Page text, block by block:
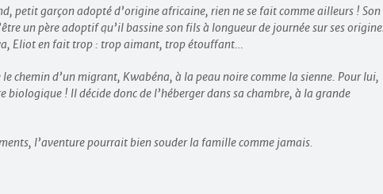
petit garçon adopté d’origine africaine, rien ne se fait comme ailleurs ! Son
un père adoptif qu’il bassine son fils à longueur de journée sur ses
Eliot en fait trop : trop aimant, trop étouffant…
chemin d’un migrant, Kwabéna, à la peau noire comme la sienne. Pour lui,
biologique ! Il décide donc de l’héberger dans sa chambre, à la grande
l’aventure pourrait bien souder la famille comme jamais.